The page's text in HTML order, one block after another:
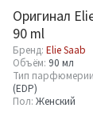
Оригинал
90 ml
Бренд: Elie Saab
Объём: 90 мл
Тип
(EDP)
Пол: Женский